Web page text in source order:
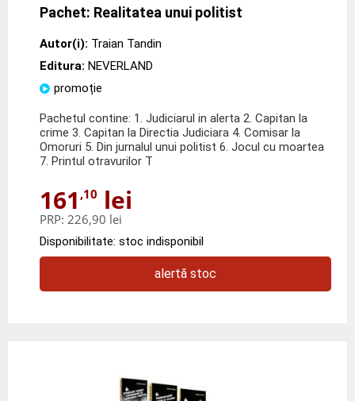
Pachet: Realitatea unui politist
Autor(i): Traian Tandin
Editura: NEVERLAND
promoție
Pachetul contine: 1. Judiciarul in alerta 2. Capitan la
crime 3. Capitan la Directia Judiciara 4. Comisar la
Omoruri 5. Din jurnalul unui politist 6. Jocul cu moartea
7. Printul otravurilor T
161 ,10 lei
PRP: 226,90 lei
Disponibilitate: stoc indisponibil
alertă stoc